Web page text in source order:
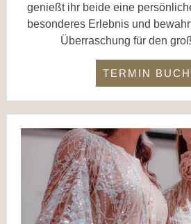
genießt ihr beide eine
besonderes Erlebnis und
Überraschung für den
TERMIN